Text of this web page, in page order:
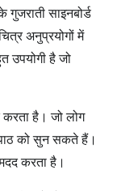
साइनबोर्ड
अनुप्रयोगों में
उपयोगी है जो
है। जो लोग
को सुन सकते हैं।
करता है।